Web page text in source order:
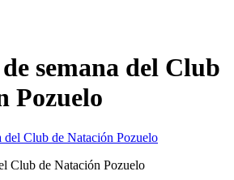
semana del Club
Pozuelo
Club de Natación Pozuelo